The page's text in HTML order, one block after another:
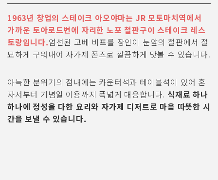
1963년 창업의 스테이크 아오야마는 JR 모토마치역에서
가까운 토아로드변에 자리한 노포 철판구이 스테이크 레스
토랑입니다.엄선된 고베 비프를 장인이 눈앞의 철판에서 절
묘하게 구워내어 자가제 폰즈로 깔끔하게 맛볼 수 있습니다.
아늑한 분위기의 점내에는 카운터석과 테이블석이 있어 혼
자서부터 기념일 이용까지 폭넓게 대응합니다. 식재료 하나
하나에 정성을 다한 요리와 자가제 디저트로 마음 따뜻한 시
간을 보낼 수 있습니다.